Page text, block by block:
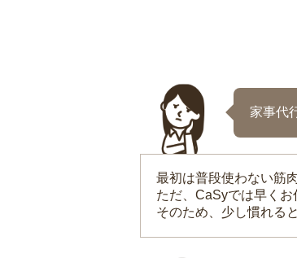
家事代
最初は普段使わない筋
ただ、CaSyでは早くお
そのため、少し慣れる